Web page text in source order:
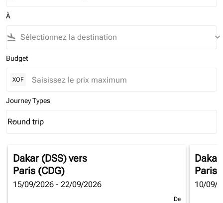
À
flight_land keyboard_arrow_down
Budget
XOF
Journey Types
Journey Types option Round trip Selected
Round trip
keyboard_arrow_down
Dakar (DSS)vers
Paris (CDG)
15/09/2026 - 22/09/2026
De
Dakar
Paris
10/09/